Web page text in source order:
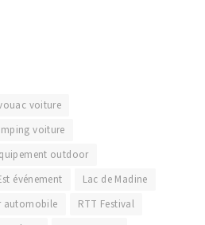
voiture
voiture
outdoor
événement
Lac de Madine
automobile
RTT Festival